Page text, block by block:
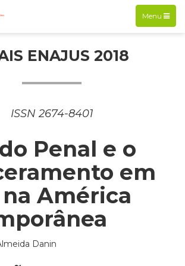
Exibir
navegação
Menu
ENAJUS 2018
ISSN 2674-8401
Penal e o
em
na América
Danin